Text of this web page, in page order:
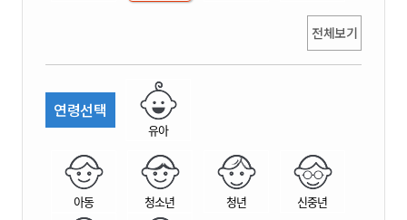
전체보기
연령선택
유아
아동 청소년 청년 신중년